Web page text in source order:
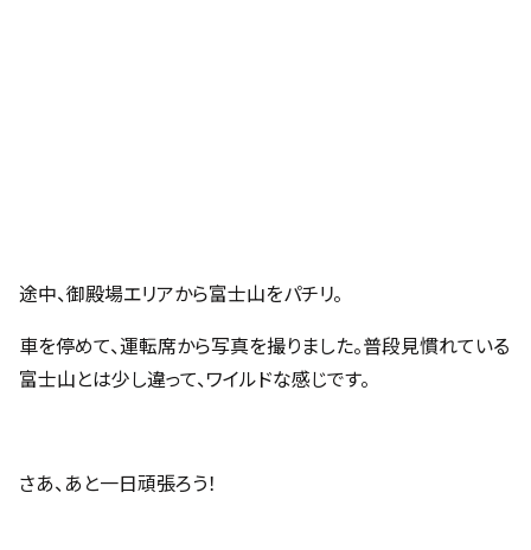
途中、御殿場エリアから富士山をパチリ。
車を停めて、運転席から写真を撮りました。普段見慣れている
富士山とは少し違って、ワイルドな感じです。
さあ、あと一日頑張ろう！